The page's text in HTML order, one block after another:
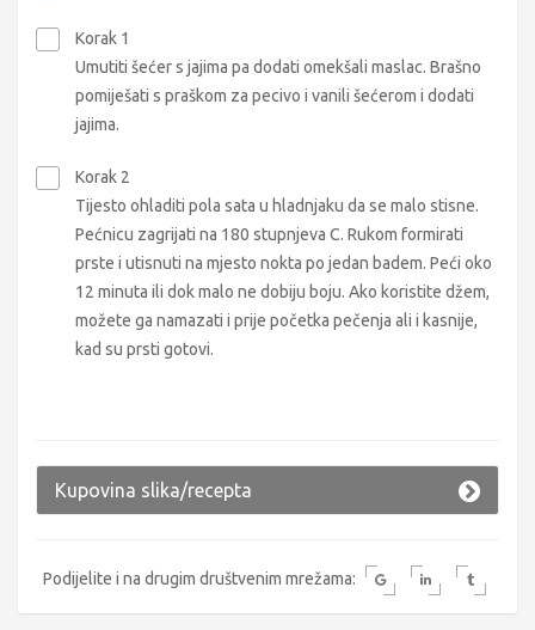
Korak 1
Umutiti šećer s jajima pa dodati omekšali maslac. Brašno
pomiješati s praškom za pecivo i vanili šećerom i dodati
jajima.
Korak 2
Tijesto ohladiti pola sata u hladnjaku da se malo stisne.
Pećnicu zagrijati na 180 stupnjeva C. Rukom formirati
prste i utisnuti na mjesto nokta po jedan badem. Peći oko
12 minuta ili dok malo ne dobiju boju. Ako koristite džem,
možete ga namazati i prije početka pečenja ali i kasnije,
kad su prsti gotovi.
Kupovina slika/recepta
Podijelite i na drugim društvenim mrežama: